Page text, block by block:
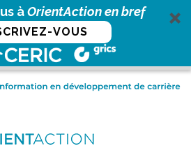
àOrientAction en bref
VOUS